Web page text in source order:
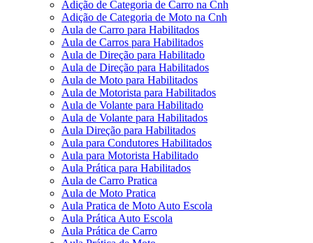
Adição de Categoria de Carro na Cnh
Adição de Categoria de Moto na Cnh
Aula de Carro para Habilitados
Aula de Carros para Habilitados
Aula de Direção para Habilitado
Aula de Direção para Habilitados
Aula de Moto para Habilitados
Aula de Motorista para Habilitados
Aula de Volante para Habilitado
Aula de Volante para Habilitados
Aula Direção para Habilitados
Aula para Condutores Habilitados
Aula para Motorista Habilitado
Aula Prática para Habilitados
Aula de Carro Pratica
Aula de Moto Pratica
Aula Pratica de Moto Auto Escola
Aula Prática Auto Escola
Aula Prática de Carro